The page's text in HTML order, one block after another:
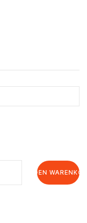
IN DEN